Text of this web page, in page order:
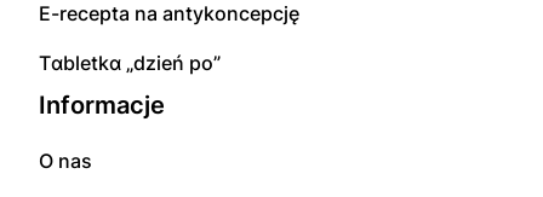
E-rесерta na аntуkоnсерсję
Tɑbletkɑ „dzień po”
Informacje
O nas